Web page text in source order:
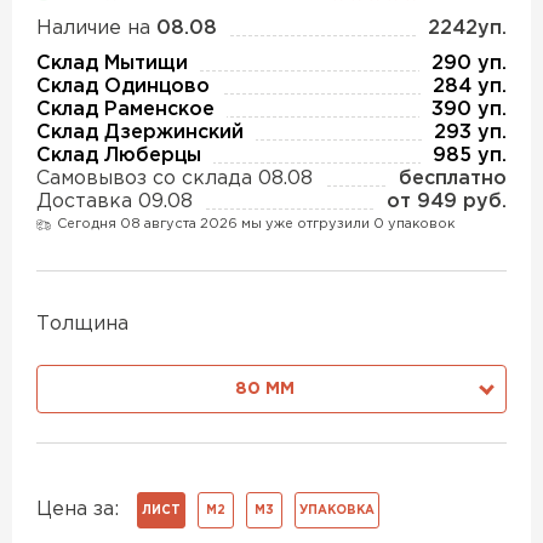
Наличие на 08.08
2242уп.
Склад Мытищи
290 уп.
Склад Одинцово
284 уп.
Склад Раменское
390 уп.
Склад Дзержинский
293 уп.
Склад Люберцы
985 уп.
Самовывоз со склада 08.08
бесплатно
Доставка 09.08
от 949 руб.
Сегодня 08 августа 2026 мы уже отгрузили 0 упаковок
Толщина
80 ММ
Цена за: ЛИСТ М2 М3 УПАКОВКА
Утеплитель Ruspanel
ПЕРЕЙТИ
Утеплитель Юматекс
Утеплитель Теплекс
Утеплитель Дирок
Утеплитель Белтеп
Утеплитель Тизол